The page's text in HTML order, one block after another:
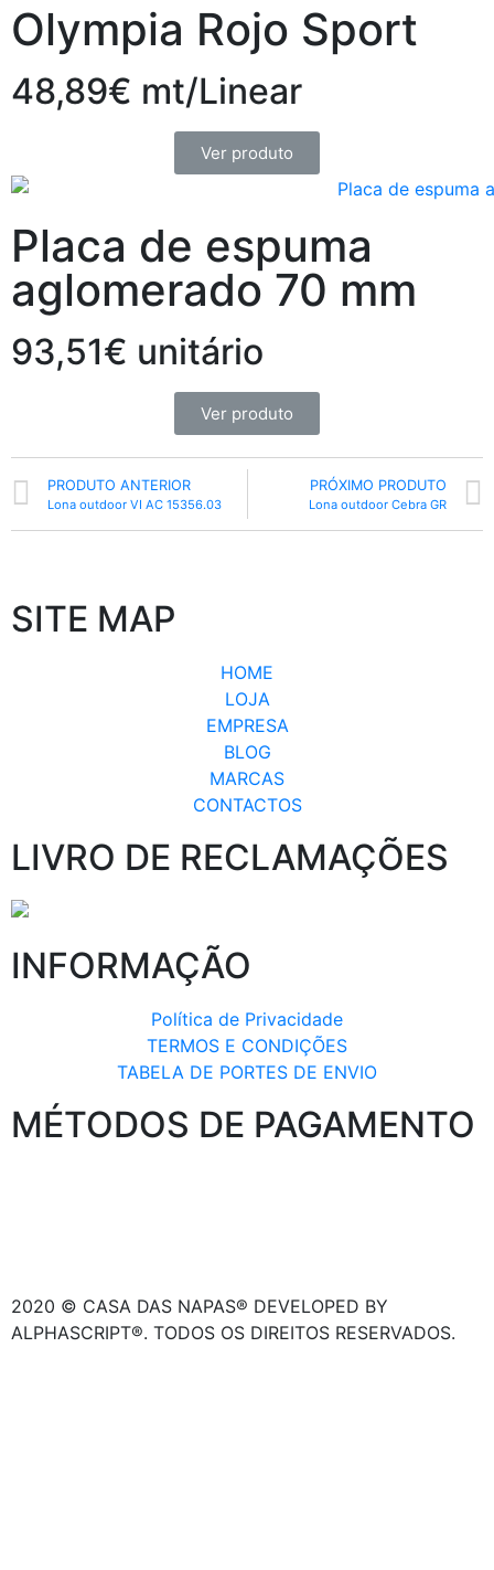
Olympia Rojo Sport
48,89€ mt/Linear
Ver produto
Placa de espuma
aglomerado 70 mm
93,51€ unitário
Ver produto
PRODUTO ANTERIOR
Lona outdoor VI AC 15356.03
PRÓXIMO PRODUTO
Lona outdoor Cebra GR
SITE MAP
HOME
LOJA
EMPRESA
BLOG
MARCAS
CONTACTOS
LIVRO DE RECLAMAÇÕES
INFORMAÇÃO
Política de Privacidade
TERMOS E CONDIÇÕES
TABELA DE PORTES DE ENVIO
MÉTODOS DE PAGAMENTO
2020 © CASA DAS NAPAS® DEVELOPED BY
ALPHASCRIPT®. TODOS OS DIREITOS RESERVADOS.